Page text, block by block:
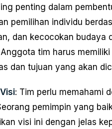
penting dalam
pemilihan individu
dan kecocokan budaya
tim harus
dan tujuan yang akan
: Tim perlu memahami
pemimpin yang
visi ini dengan jelas